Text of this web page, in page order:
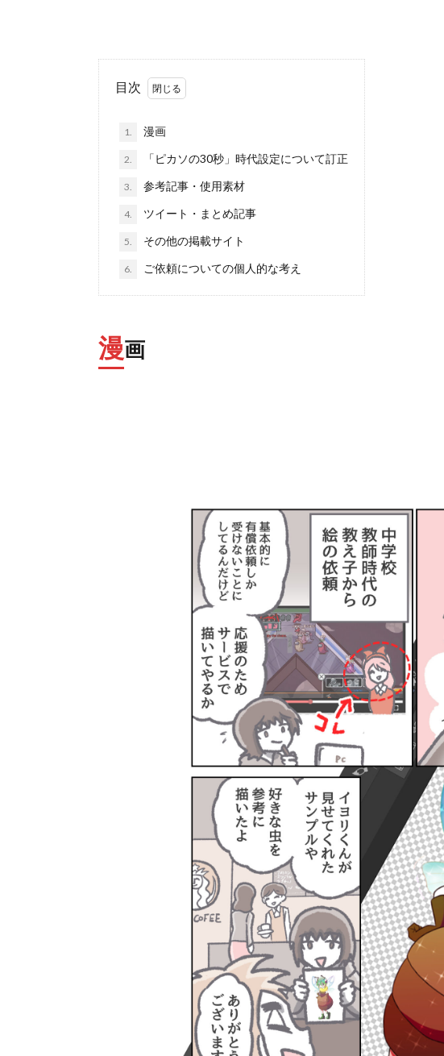
目次
1. 漫画
2. 「ピカソの30秒」時代設定について訂正
3. 参考記事・使用素材
4. ツイート・まとめ記事
5. その他の掲載サイト
6. ご依頼についての個人的な考え
漫画